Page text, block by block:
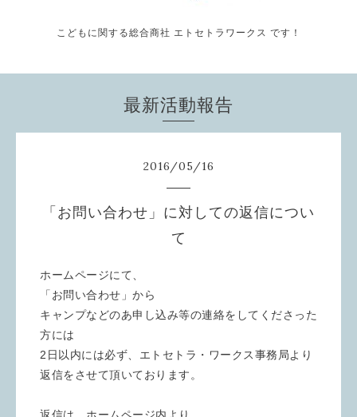
こどもに関する総合商社 エトセトラワークス です！
最新活動報告
2016/05/16
「お問い合わせ」に対しての返信につい
て
ホームページにて、
「お問い合わせ」から
キャンプなどのあ申し込み等の連絡をしてくださった
方には
2日以内には必ず、エトセトラ・ワークス事務局より
返信をさせて頂いております。